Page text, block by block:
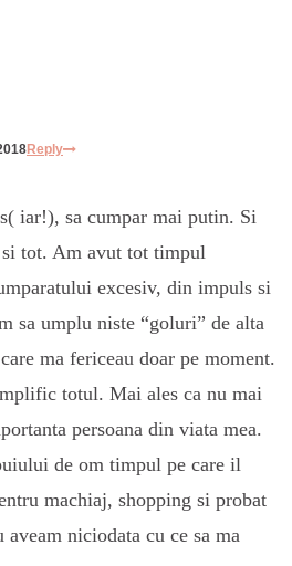
Reply
iar!), sa cumpar mai putin. Si
tot. Am avut tot timpul
excesiv, din impuls si
sa umplu niste “goluri” de alta
ma fericeau doar pe moment.
totul. Mai ales ca nu mai
persoana din viata mea.
de om timpul pe care il
machiaj, shopping si probat
aveam niciodata cu ce sa ma